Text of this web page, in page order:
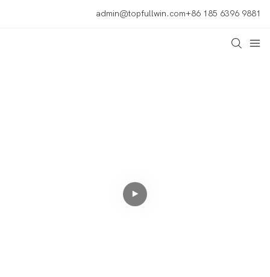
admin@topfullwin.com+86 185 6396 9881